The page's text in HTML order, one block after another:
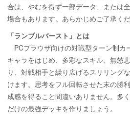
合は、やむを得ず一部データ、または
場合もあります。あらかじめご了承くだ
「ランブルバースト」とは
PCブラウザ向けの対戦型ターン制カ
キャラをはじめ、多彩なスキル、無慈
り、対戦相手と繰り広げるスリリング
けます。思考をフル回転させた末の勝
成感を得ること間違いありません。多
だけの最強デッキを作りましょう。